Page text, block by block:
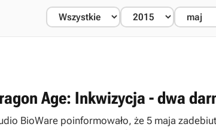
Age: Inkwizycja - dwa
BioWare poinformowało, że 5 maja